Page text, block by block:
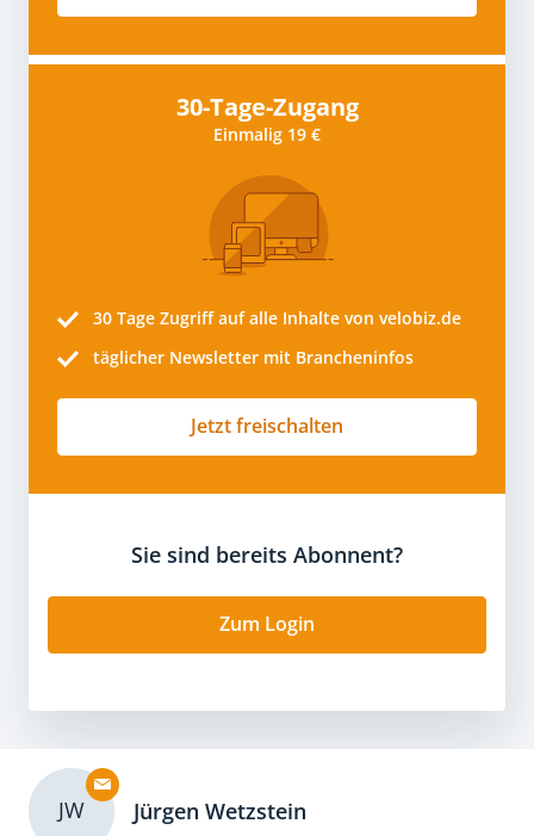
30-Tage-Zugang
Einmalig 19 €
30 Tage Zugriff auf alle Inhalte von velobiz.de
täglicher Newsletter mit Brancheninfos
Jetzt freischalten
Sie sind bereits Abonnent?
Zum Login
JW Jürgen Wetzstein